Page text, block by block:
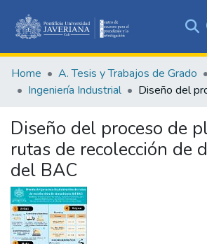
&
Collections
Statistics
Home A. Tesis y Trabajos de Grado
Ingeniería Industrial
Diseño del proceso de
rutas de recolección de
del BAC